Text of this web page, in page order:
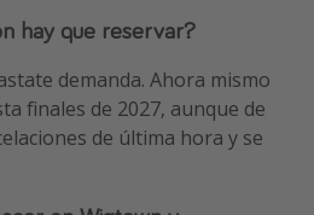
hay que reservar?
demanda. Ahora mismo
finales de 2027, aunque de
de última hora y se